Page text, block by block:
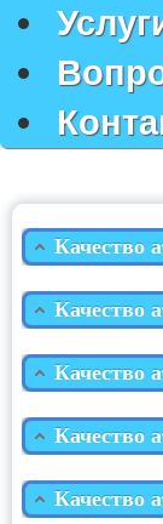
Качество
Качество
Качество
Качество
Качество